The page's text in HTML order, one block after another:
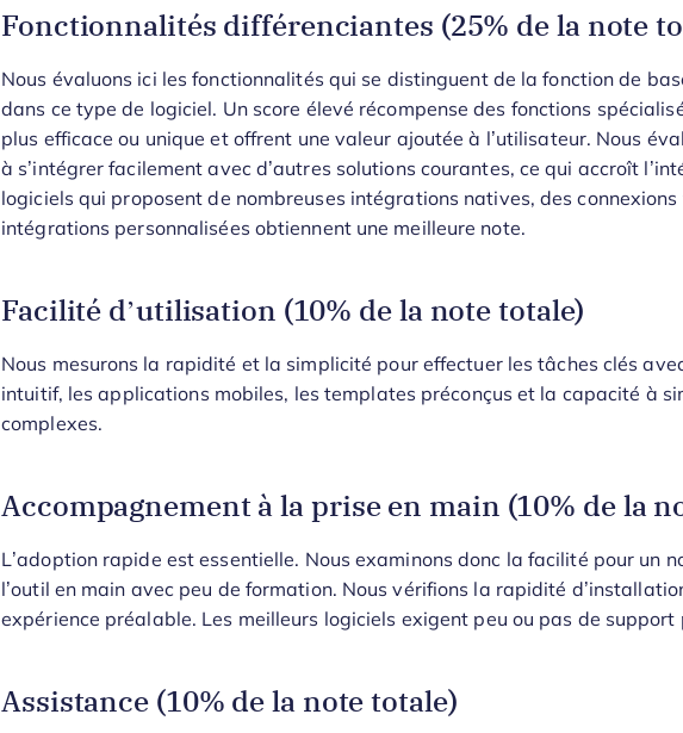
Fonctionnalités différenciantes (25% de la note
Nous évaluons ici les fonctionnalités qui se distinguent de la fonction de
dans ce type de logiciel. Un score élevé récompense des fonctions
plus efficace ou unique et offrent une valeur ajoutée à l’utilisateur. Nous
à s’intégrer facilement avec d’autres solutions courantes, ce qui accroît
logiciels qui proposent de nombreuses intégrations natives, des connexions
intégrations personnalisées obtiennent une meilleure note.
Facilité d’utilisation (10% de la note totale)
Nous mesurons la rapidité et la simplicité pour effectuer les tâches clés
intuitif, les applications mobiles, les templates préconçus et la capacité à
complexes.
Accompagnement à la prise en main (10% de la
L’adoption rapide est essentielle. Nous examinons donc la facilité pour un
l’outil en main avec peu de formation. Nous vérifions la rapidité
expérience préalable. Les meilleurs logiciels exigent peu ou pas de support
Assistance (10% de la note totale)